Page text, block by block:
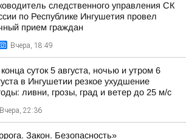
следственного управления СК
по Республике Ингушетия провел
прием граждан
Вчера, 18:49
суток 5 августа, ночью и утром 6
в Ингушетии резкое ухудшение
ливни, грозы, град и ветер до 25 м/с
Вчера, 22:36
Закон. Безопасность»